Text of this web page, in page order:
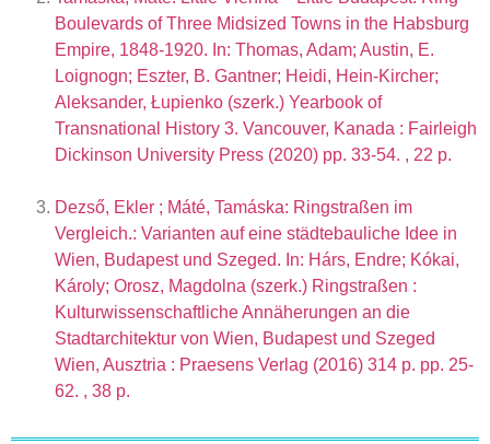
Boulevards of Three Midsized Towns in the Habsburg
Empire, 1848-1920. In: Thomas, Adam; Austin, E.
Loignogn; Eszter, B. Gantner; Heidi, Hein-Kircher;
Aleksander, Łupienko (szerk.) Yearbook of
Transnational History 3. Vancouver, Kanada : Fairleigh
Dickinson University Press (2020) pp. 33-54. , 22 p.
Dezső, Ekler ; Máté, Tamáska: Ringstraßen im
Vergleich.: Varianten auf eine städtebauliche Idee in
Wien, Budapest und Szeged. In: Hárs, Endre; Kókai,
Károly; Orosz, Magdolna (szerk.) Ringstraßen :
Kulturwissenschaftliche Annäherungen an die
Stadtarchitektur von Wien, Budapest und Szeged
Wien, Ausztria : Praesens Verlag (2016) 314 p. pp. 25-
62. , 38 p.